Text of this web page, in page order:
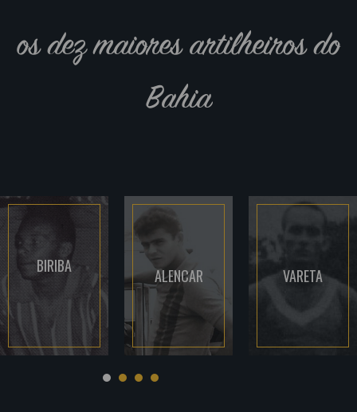
os dez maiores artilheiros do
Bahia
BIRIBA ALENCAR VARETA